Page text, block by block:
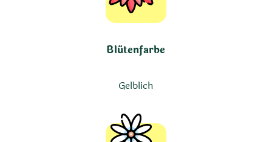
Blütenfarbe
Gelblich